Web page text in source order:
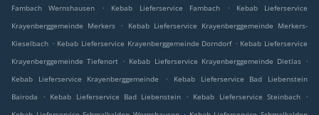
Fambach Wernshausen
. Kebab Lieferservice Fambach .
Kebab Lieferservice
Krayenberggemeinde Merkers
.
Kebab Lieferservice Krayenberggemeinde Merkers-
Kieselbach . Kebab Lieferservice Krayenberggemeinde Dorndorf . Kebab Lieferservice
Krayenberggemeinde Tiefenort . Kebab Lieferservice Krayenberggemeinde Dietlas .
Kebab Lieferservice Krayenberggemeinde
.
Kebab Lieferservice Bad Liebenstein
Bairoda
. Kebab Lieferservice Bad Liebenstein . Kebab Lieferservice Steinbach
.
.